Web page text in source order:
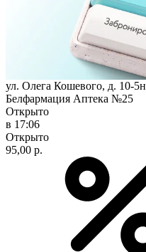
ул. Олега Кошевого, д. 10-5н
Белфармация Аптека №25
Открыто
в 17:06
Открыто
95,00 р.